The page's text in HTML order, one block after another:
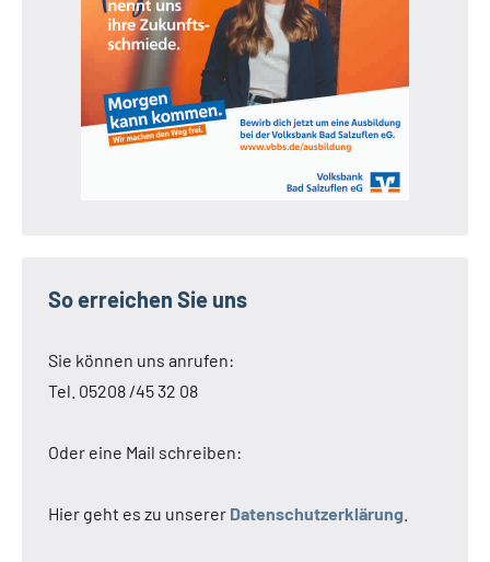
So erreichen Sie uns
Sie können uns anrufen:
Tel. 05208 /45 32 08
Oder eine Mail schreiben:
Hier geht es zu unserer Datenschutzerklärung